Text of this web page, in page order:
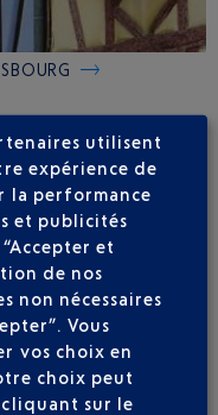
utilisent
expérience de
la performance
et publicités
et
de nos
non nécessaires
Vous
vos choix en
choix peut
sur le